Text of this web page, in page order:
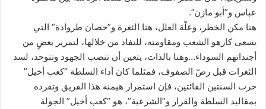
عباس و”أبو مازن”.
هنا مكن الخطر، وعلّة العلل، هنا الثغرة و”حصان طروادة” التي
يسعى كارهو الشعب ومقاومته، للنفاذ من خلالها، لتمرير بعضٍ من
أجنداتهم السوداء…وهنا بالذات، يتعين أن تنصب الجهود وتتوحد، لسد
الثغرات قبل رصّ الصفوف، فمثلما كان أداء السلطة “كعب أخيل”
حرب السنتين الفائتين، فإن استمرار هيمنة هذا الفريق وتفرده
بمقاليد السلطة والقرار و”الشرعية”، هو “كعب أخيل” الجولة